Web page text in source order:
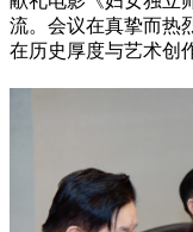
流。会议在真挚而热
在历史厚度与艺术创